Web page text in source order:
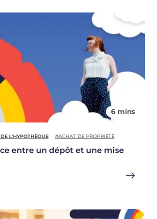
6 mins
L'HYPOTHÈQUE #ACHAT DE PROPRIÉTÉ
entre un dépôt et une mise